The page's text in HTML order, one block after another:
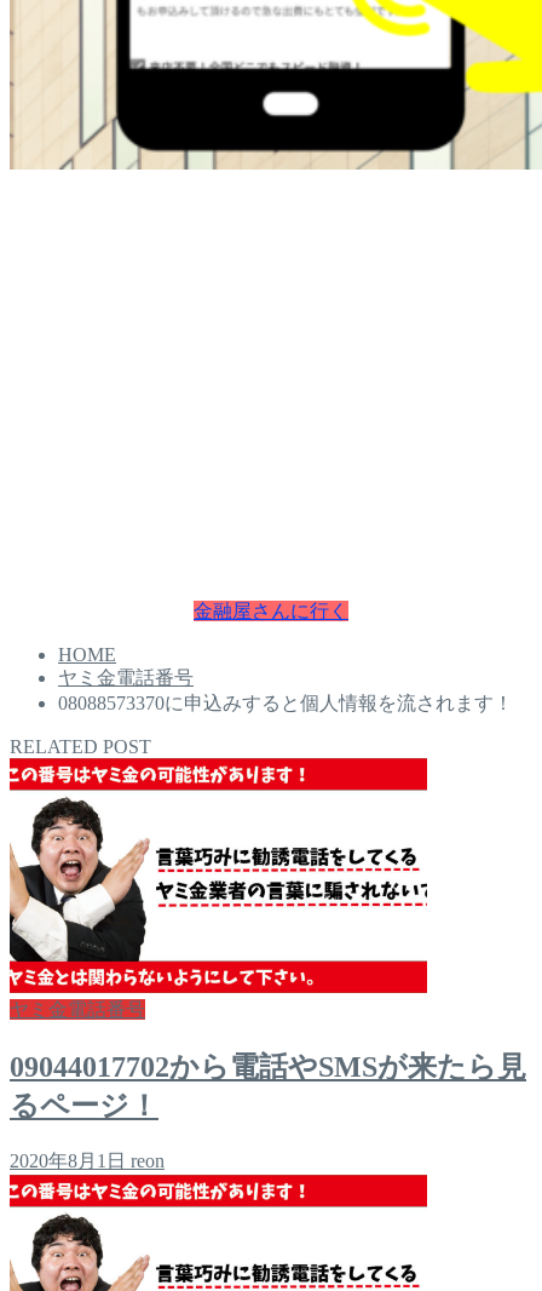
金融屋さんに行く
HOME
ヤミ金電話番号
08088573370に申込みすると個人情報を流されます！
RELATED POST
ヤミ金電話番号
09044017702から電話やSMSが来たら見
るページ！
2020年8月1日 reon